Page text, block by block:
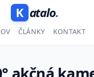
K atalo.
ČLÁNKY KONTAKT